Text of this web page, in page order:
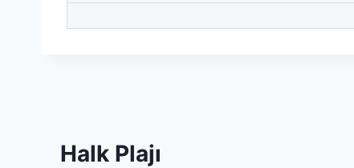
Halk Plajı